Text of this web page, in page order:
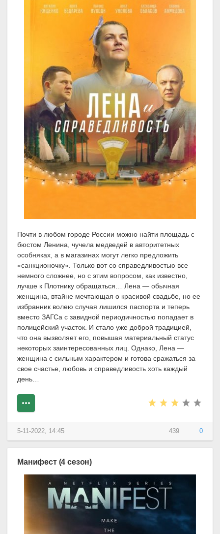
Почти в любом городе России можно найти площадь с
бюстом Ленина, чучела медведей в авторитетных
особняках, а в магазинах могут легко предложить
«санкционочку». Только вот со справедливостью все
немного сложнее, но с этим вопросом, как известно,
лучше к Плотнику обращаться… Лена — обычная
женщина, втайне мечтающая о красивой свадьбе, но ее
избранник волею случая лишился паспорта и теперь
вместо ЗАГСа с завидной периодичностью попадает в
полицейский участок. И стало уже доброй традицией,
что она вызволяет его, повышая материальный статус
некоторых заинтересованных лиц. Однако, Лена —
женщина с сильным характером и готова сражаться за
свое счастье, любовь и справедливость хоть каждый
день…
439 0
5-11-2022, 14:45
Манифест (4 сезон)